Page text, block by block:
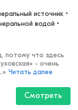
источник •
водой •
потому что здесь
- очень
» Читать далее
Смотреть